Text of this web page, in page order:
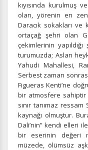
kıyısında kurulmuş
olan, yörenin en
Daracık sokakları
ortaçağ şehri olan
çekimlerinin
turumuzda; Aslan
Yahudi Mahallesi,
Serbest zaman
Figueras Kenti’ne
bir atmosfere sahiptir
sınır tanımaz
kaynağı olmuştur.
Dali’nin” kendi elleri
bir eserinin değeri
müzede, ölümsüz